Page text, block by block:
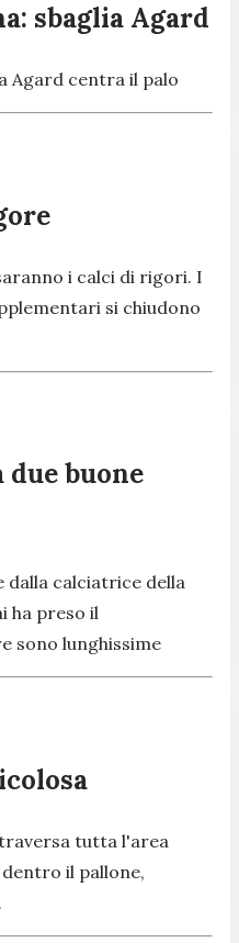
sbaglia Agard
Agard centra il palo
i calci di rigori. I
si chiudono
due buone
dalla calciatrice della
ha preso il
sono lunghissime
tutta l'area
il pallone,